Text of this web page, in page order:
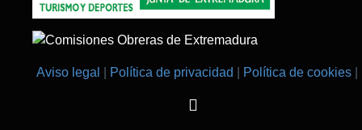
Aviso legal Política de privacidad Política de cookies